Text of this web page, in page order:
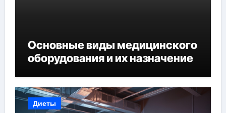
Основные виды медицинского
оборудования и их назначение
Диеты